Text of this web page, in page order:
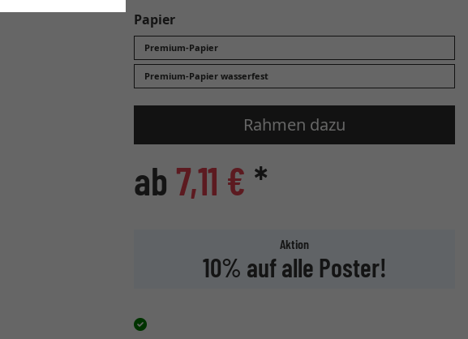
Papier
Premium-Papier
Premium-Papier wasserfest
Rahmen dazu
ab 7,11 € *
Aktion
10% auf alle Poster!